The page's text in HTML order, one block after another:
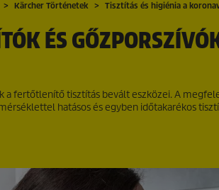
Kärcher Történetek Tisztítás és higiénia a
ÉS
a fertőtlenítő tisztítás bevált eszközei. A
hatásos és egyben időtakarékos